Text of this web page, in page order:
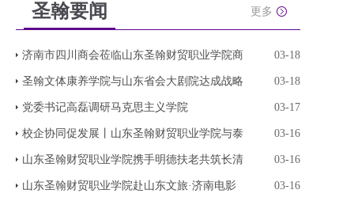
圣翰要闻 更多
济南市四川商会莅临山东圣翰财贸职业学院商 03-18
圣翰文体康养学院与山东省会大剧院达成战略 03-18
党委书记高磊调研马克思主义学院 03-17
校企协同促发展丨山东圣翰财贸职业学院与泰 03-16
山东圣翰财贸职业学院携手明德扶老共筑长清 03-16
山东圣翰财贸职业学院赴山东文旅·济南电影 03-16